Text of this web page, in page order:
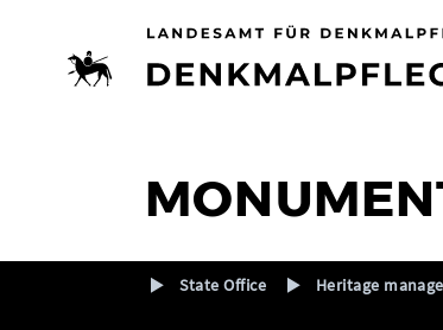
State Office Heritage